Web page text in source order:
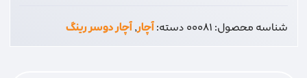
7*6
شناسه محصول:00081دسته:آچار,آچار دوسر رینگ